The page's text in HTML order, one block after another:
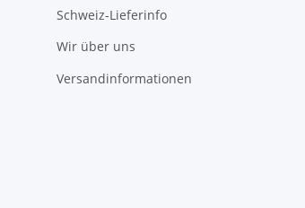
Schweiz-Lieferinfo
Wir über uns
Versandinformationen